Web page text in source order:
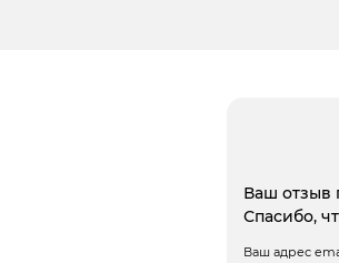
Ваш отзыв
Спасибо,
Ваш адрес